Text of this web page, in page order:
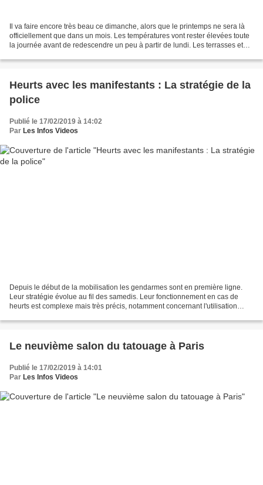
Il va faire encore très beau ce dimanche, alors que le printemps ne sera là
officiellement que dans un mois. Les températures vont rester élevées toute
la journée avant de redescendre un peu à partir de lundi. Les terrasses et
Heurts avec les manifestants : La stratégie de la
police
Publié le 17/02/2019 à 14:02
Par Les Infos Videos
Depuis le début de la mobilisation les gendarmes sont en première ligne.
Leur stratégie évolue au fil des samedis. Leur fonctionnement en cas de
heurts est complexe mais très précis, notamment concernant l'utilisation
Le neuvième salon du tatouage à Paris
Publié le 17/02/2019 à 14:01
Par Les Infos Videos